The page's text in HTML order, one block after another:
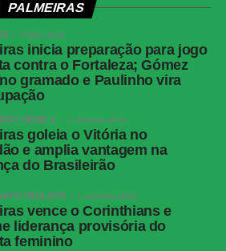
Copa Libertadores (6ª rodada)
Allianz Parque, São Paulo (SP)
28 de maio de 2026 (quinta-feira),
às 19h (de Brasília)
35.761 torcedores
R$ 2.730.474,53
Palmeiras: Jhon Arias (5′ 1ºT), Allan
(40′ 1ºT), Jhon Arias (44′ 1ºT),
Andreas Pereira (5′ 2ºT)<br>Junior
Barranquilla: Luis Muriel (35′ 1ºT)
Junior Barranquilla: Yimmi Chará,
PALMEIRAS
3 dias atrás
inicia preparação para jogo
contra o Fortaleza; Gómez
gramado e Paulinho vira
SÉRIE A 1 semana atrás
goleia o Vitória no
e amplia vantagem na
do Brasileirão
PAULISTA 1 semana atrás
vence o Corinthians e
liderança provisória do
feminino